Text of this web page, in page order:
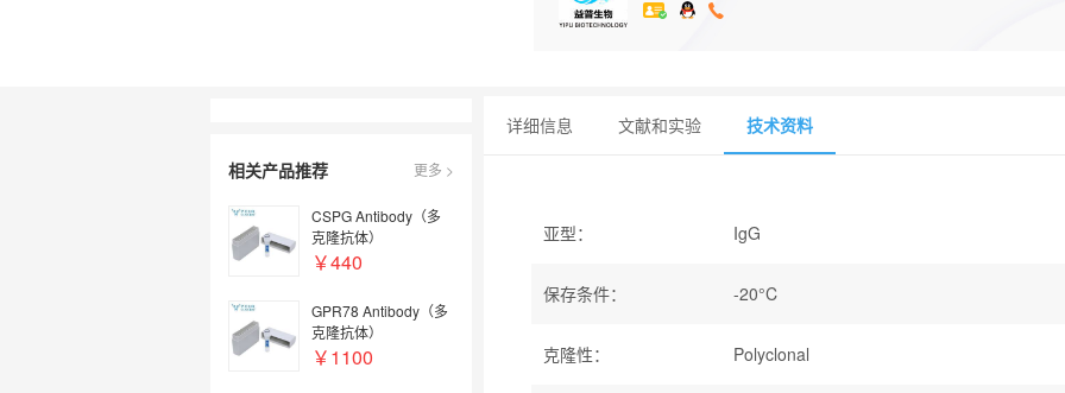
相关产品推荐 更多 >
CSPG Antibody（多
克隆抗体）
￥440
GPR78 Antibody（多
克隆抗体）
￥1100
详细信息 文献和实验 技术资料
亚型： IgG
保存条件： -20°C
克隆性： Polyclonal